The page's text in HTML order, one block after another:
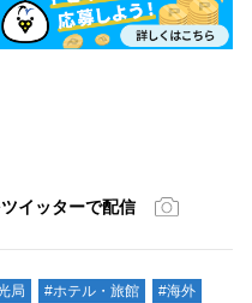
イッターで配信
局 #ホテル・旅館
#海外